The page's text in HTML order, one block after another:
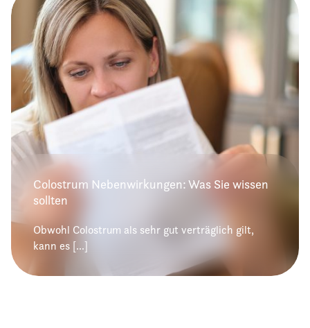
Colostrum Nebenwirkungen: Was Sie wissen
sollten
Obwohl Colostrum als sehr gut verträglich gilt,
kann es [...]